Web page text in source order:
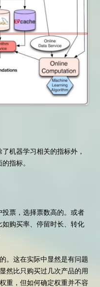
机器学习相关的指标外，
指标。
票，选择票数高的。或者
购买率、停留时长、转化
。这在实际中显然是有问题
然比只购买过几次产品的用
重，但如何确定权重并不容